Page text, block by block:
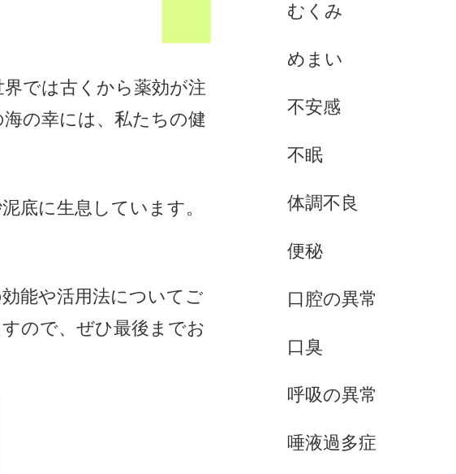
では古くから薬効が注
の幸には、私たちの健
底に生息しています。
能や活用法についてご
ので、ぜひ最後までお
むくみ
めまい
不安感
不眠
体調不良
便秘
口腔の異常
口臭
呼吸の異常
唾液過多症